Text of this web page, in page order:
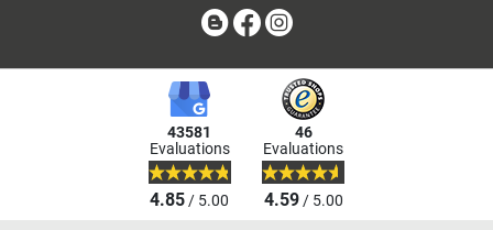
BlogFacebook
43581
Evaluations
4.85/ 5.00
46
Evaluations
4.59/ 5.00